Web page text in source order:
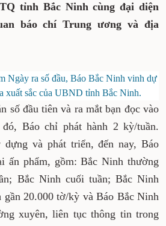
tỉnh Bắc Ninh cùng đại diện
báo chí Trung ương và địa
Ngày ra số đầu, Báo Bắc Ninh vinh dự
xuất sắc của UBND tỉnh Bắc Ninh.
số đầu tiên và ra mắt bạn đọc vào
Báo chỉ phát hành 2 kỳ/tuần.
và phát triển, đến nay, Báo
ấn phẩm, gồm: Bắc Ninh thường
Bắc Ninh cuối tuần; Bắc Ninh
gần 20.000 tờ/kỳ và Báo Bắc Ninh
xuyên, liên tục thông tin trong